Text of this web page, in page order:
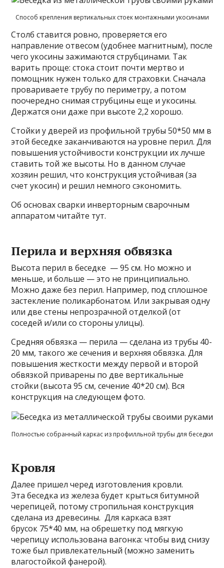
Способ крепления вертикальных стоек монтажными укосинами
Столб ставится ровно, проверяется его
направление отвесом (удобнее магнитным), после
чего укосины зажимаются струбцинами. Так
варить проще: стока стоит почти мертво и
помощник нужен только для страховки. Сначала
провариваете трубу по периметру, а потом
поочередно снимая струбцины еще и укосины.
Держатся они даже при высоте 2,2 хорошо.
Стойки у дверей из профильной трубы 50*50 мм в
этой беседке заканчиваются на уровне перил. Для
повышения устойчивости конструкции их лучше
ставить той же высоты. Но в данном случае
хозяин решил, что конструкция устойчивая (за
счет укосин) и решил немного сэкономить.
Об основах сварки инверторным сварочным
аппаратом читайте тут.
Перила и верхняя обвязка
Высота перил в беседке — 95 см. Но можно и
меньше, и больше — это не принципиально.
Можно даже без перил. Например, под сплошное
застекление поликарбонатом. Или закрывая одну
или две стены непрозрачной отделкой (от
соседей и/или со стороны улицы).
Средняя обвязка — перила — сделана из трубы 40-
20 мм, такого же сечения и верхняя обвязка. Для
повышения жесткости между первой и второй
обвязкой приварены по две вертикальные
стойки (высота 95 см, сечение 40*20 см). Вся
конструкция на следующем фото.
Полностью собранный каркас из профилльной трубы для беседки
Кровля
Далее пришел черед изготовления кровли.
Эта беседка из железа будет крыться битумной
черепицей, потому стропильная конструкция
сделана из древесины. Для каркаса взят
брусок 75*40 мм, на обрешетку под мягкую
черепицу использована вагонка: чтобы вид снизу
тоже был привлекательный (можно заменить
влагостойкой фанерой).